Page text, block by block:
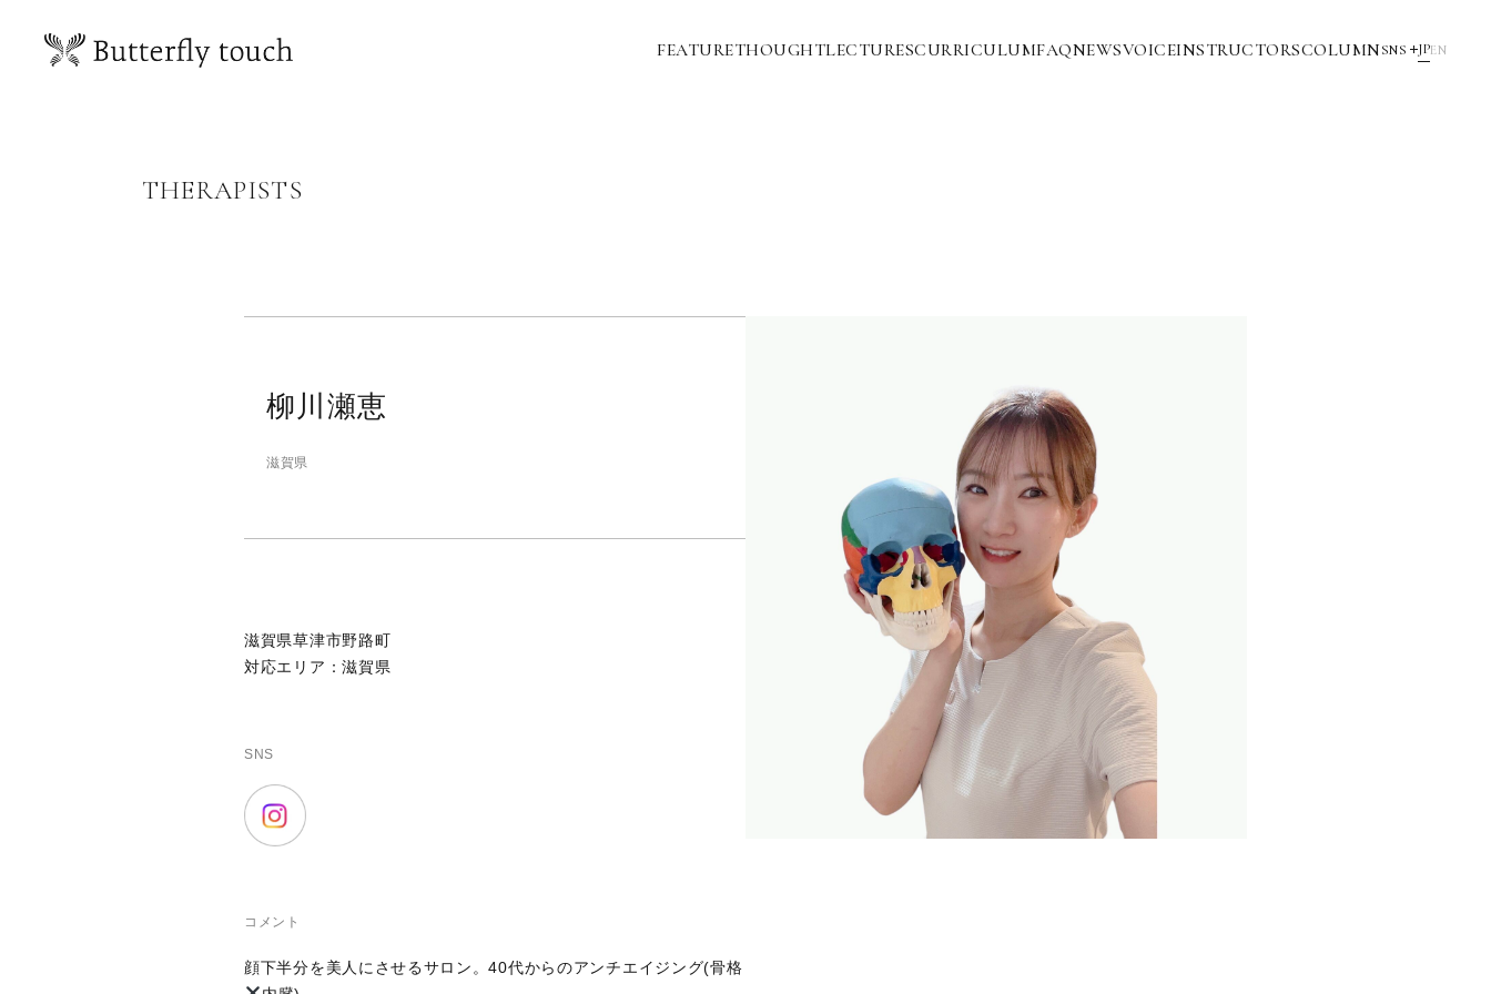
FEATURETHOUGHTLECTURESCURRICULUMFAQNEWSVOICEINSTRUCTORSCOLUMN SNS EN
JP
THERAPISTS
柳川瀬恵
滋賀県
滋賀県草津市野路町
対応エリア：滋賀県
SNS
コメント
顔下半分を美人にさせるサロン。40代からのアンチエイジング(骨格